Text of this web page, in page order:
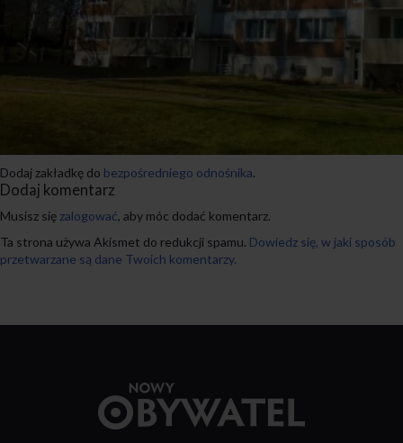
Dodaj zakładkę do bezpośredniego odnośnika.
Dodaj komentarz
Musisz się zalogować, aby móc dodać komentarz.
Ta strona używa Akismet do redukcji spamu. Dowiedz się, w jaki sposób
przetwarzane są dane Twoich komentarzy.
strony